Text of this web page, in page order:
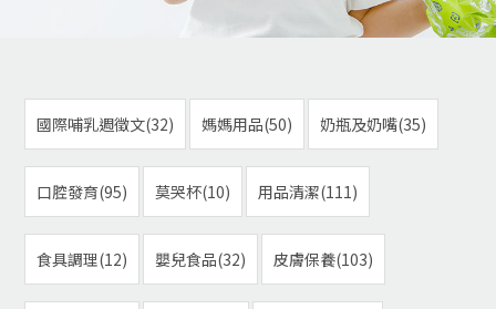
國際哺乳週徵文(32) 媽媽用品(50) 奶瓶及奶嘴(35)
口腔發育(95) 莫哭杯(10) 用品清潔(111)
食具調理(12) 嬰兒食品(32) 皮膚保養(103)